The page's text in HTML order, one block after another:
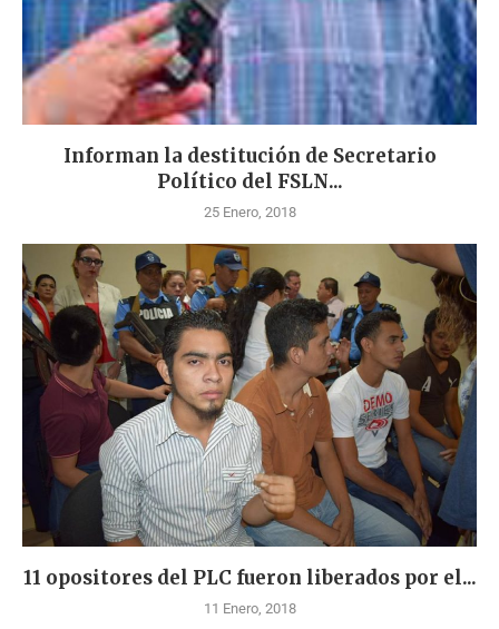
Informan la destitución de Secretario
Político del FSLN...
25 Enero, 2018
11 opositores del PLC fueron liberados por el...
11 Enero, 2018